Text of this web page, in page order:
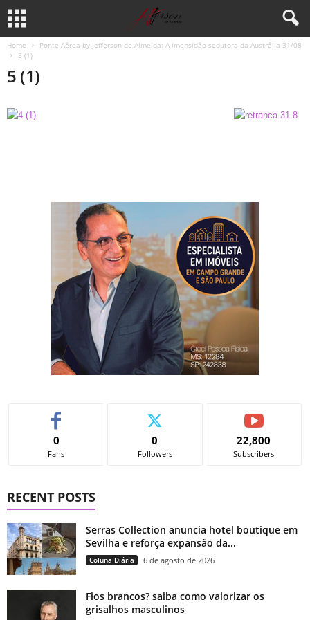
Home
Ponte Aérea by Jefferson de Almeida: A imensidão sedutora da Austrália 31/08
5 (1)
5 (1)
0
Fans
0
Followers
22,800
Subscribers
RECENT POSTS
Serras Collection anuncia hotel boutique em
Sevilha e reforça expansão da...
Coluna Diária 6 de agosto de 2026
Fios brancos? saiba como valorizar os
grisalhos masculinos